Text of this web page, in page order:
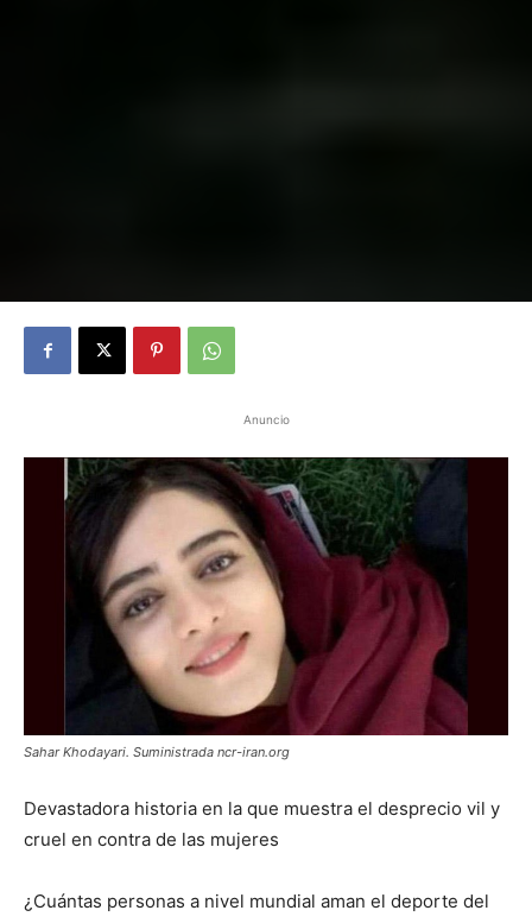
Anuncio
Sahar Khodayari. Suministrada ncr-iran.org
Devastadora historia en la que muestra el desprecio vil y
cruel en contra de las mujeres
¿Cuántas personas a nivel mundial aman el deporte del